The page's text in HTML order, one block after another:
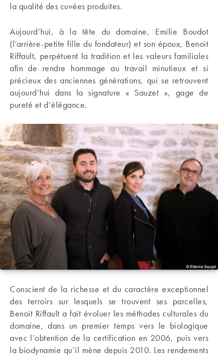
la qualité des cuvées produites.
Aujourd’hui, à la tête du domaine, Emilie Boudot
(l’arrière-petite fille du fondateur) et son époux, Benoit
Riffault, perpétuent la tradition et les valeurs familiales
afin de rendre hommage au travail minutieux et si
précieux des anciennes générations, qui se retrouvent
aujourd’hui dans la signature « Sauzet », gage de
pureté et d’élégance.
Conscient de la richesse et du caractère exceptionnel
des terroirs sur lesquels se trouvent ses parcelles,
Benoit Riffault a fait évoluer les méthodes culturales du
domaine, dans un premier temps vers le biologique
avec l’obtention de la certification en 2006, puis vers
la biodynamie qu’il mène depuis 2010. Les rendements